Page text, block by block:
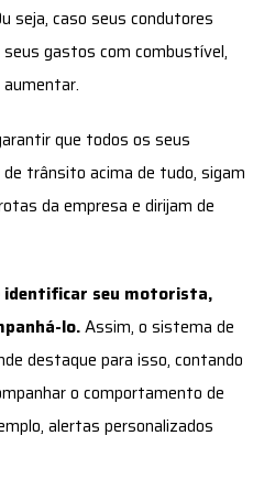
seja, caso seus condutores
gastos com combustível,
que todos os seus
trânsito acima de tudo, sigam
da empresa e dirijam de
identificar seu motorista,
lo.Assim, o sistema de
destaque para isso, contando
o comportamento de
alertas personalizados